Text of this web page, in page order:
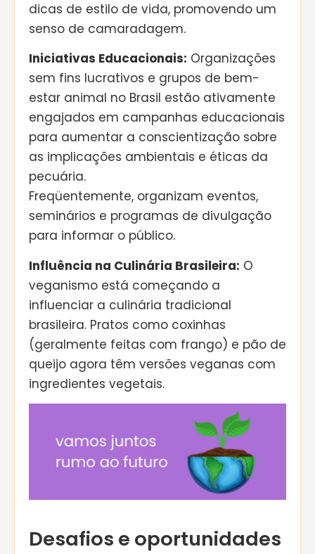
dicas de estilo de vida, promovendo um
senso de camaradagem.
Iniciativas Educacionais: Organizações
sem fins lucrativos e grupos de bem-
estar animal no Brasil estão ativamente
engajados em campanhas educacionais
para aumentar a conscientização sobre
as implicações ambientais e éticas da
pecuária.
Freqüentemente, organizam eventos,
seminários e programas de divulgação
para informar o público.
Influência na Culinária Brasileira: O
veganismo está começando a
influenciar a culinária tradicional
brasileira. Pratos como coxinhas
(geralmente feitas com frango) e pão de
queijo agora têm versões veganas com
ingredientes vegetais.
Desafios e oportunidades